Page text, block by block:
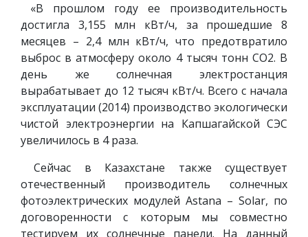
«В прошлом году ее производительность
достигла 3,155 млн кВт/ч, за прошедшие 8
месяцев – 2,4 млн кВт/ч, что предотвратило
выброс в атмосферу около 4 тысяч тонн CO2. В
день же солнечная электростанция
вырабатывает до 12 тысяч кВт/ч. Всего с начала
эксплуатации (2014) производство экологически
чистой электроэнергии на Капшагайской СЭС
увеличилось в 4 раза.
Сейчас в Казахстане также существует
отечественный производитель солнечных
фотоэлектрических модулей Astana – Solar, по
договоренности с которым мы совместно
тестируем их солнечные панели. На данный